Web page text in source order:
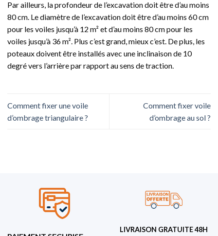
Par ailleurs, la profondeur de l’excavation doit être d’au moins
80 cm. Le diamètre de l’excavation doit être d’au moins 60 cm
pour les voiles jusqu’à 12 m² et d’au moins 80 cm pour les
voiles jusqu’à 36 m². Plus c’est grand, mieux c’est. De plus, les
poteaux doivent être installés avec une inclinaison de 10
degré vers l’arrière par rapport au sens de traction.
Comment fixer une voile
d’ombrage triangulaire ?
Comment fixer voile
d’ombrage au sol ?
LIVRAISON GRATUITE 48H